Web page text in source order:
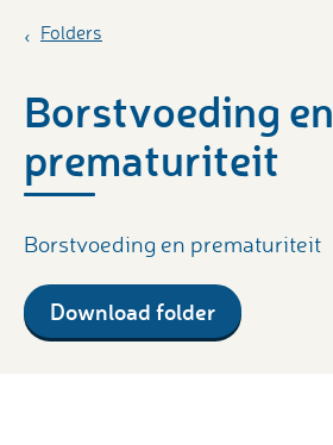
Folders
Borstvoeding en
prematuriteit
Borstvoeding en prematuriteit
Download folder